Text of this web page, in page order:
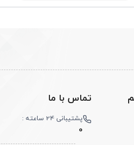
تماس با ما
پشتیبانی 24 ساعته :
0